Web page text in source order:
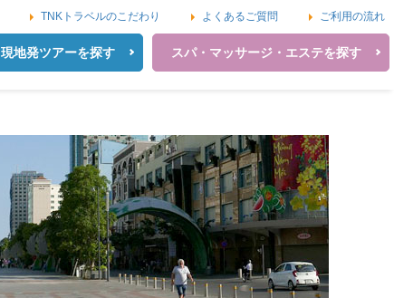
TNKトラベルのこだわり よくあるご質問 ご利用の流れ
現地発ツアーを探す スパ・マッサージ・エステを探す